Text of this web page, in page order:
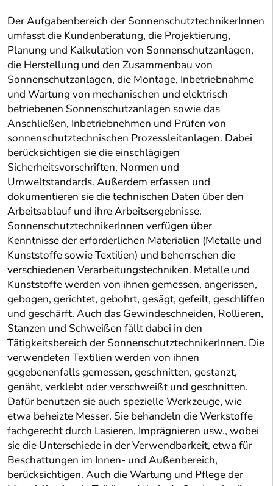
Der Aufgabenbereich der SonnenschutztechnikerInnen
umfasst die Kundenberatung, die Projektierung,
Planung und Kalkulation von Sonnenschutzanlagen,
die Herstellung und den Zusammenbau von
Sonnenschutzanlagen, die Montage, Inbetriebnahme
und Wartung von mechanischen und elektrisch
betriebenen Sonnenschutzanlagen sowie das
Anschließen, Inbetriebnehmen und Prüfen von
sonnenschutztechnischen Prozessleitanlagen. Dabei
berücksichtigen sie die einschlägigen
Sicherheitsvorschriften, Normen und
Umweltstandards. Außerdem erfassen und
dokumentieren sie die technischen Daten über den
Arbeitsablauf und ihre Arbeitsergebnisse.
SonnenschutztechnikerInnen verfügen über
Kenntnisse der erforderlichen Materialien (Metalle und
Kunststoffe sowie Textilien) und beherrschen die
verschiedenen Verarbeitungstechniken. Metalle und
Kunststoffe werden von ihnen gemessen, angerissen,
gebogen, gerichtet, gebohrt, gesägt, gefeilt, geschliffen
und geschärft. Auch das Gewindeschneiden, Rollieren,
Stanzen und Schweißen fällt dabei in den
Tätigkeitsbereich der SonnenschutztechnikerInnen. Die
verwendeten Textilien werden von ihnen
gegebenenfalls gemessen, geschnitten, gestanzt,
genäht, verklebt oder verschweißt und geschnitten.
Dafür benutzen sie auch spezielle Werkzeuge, wie
etwa beheizte Messer. Sie behandeln die Werkstoffe
fachgerecht durch Lasieren, Imprägnieren usw., wobei
sie die Unterschiede in der Verwendbarkeit, etwa für
Beschattungen im Innen- und Außenbereich,
berücksichtigen. Auch die Wartung und Pflege der